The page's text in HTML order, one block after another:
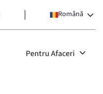
Română
Pentru Afaceri